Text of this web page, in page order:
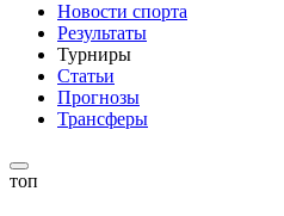
Новости спорта
Результаты
Турниры
Статьи
Прогнозы
Трансферы
топ